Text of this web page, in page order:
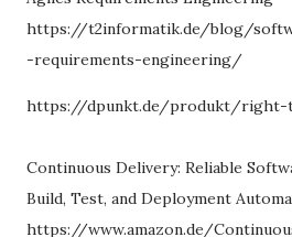
https://t2informatik.de/blog/
-requirements-engineering/
https://dpunkt.de/produkt/
Continuous Delivery: Reliable
Build, Test, and Deployment
https://www.amazon.de/